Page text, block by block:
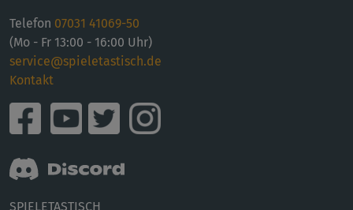
Telefon 07031 41069-50
(Mo - Fr 13:00 - 16:00 Uhr)
service@spieletastisch.de
Kontakt
SPIELETASTISCH